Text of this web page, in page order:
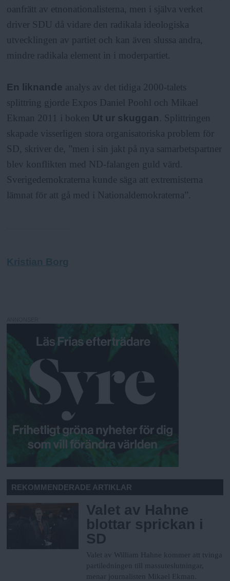
oanfrätt av etnonationalisterna, men i själva verket
driver SDU då vidare den radikala ideologiska
utvecklingen av partiet och kan även slussa andra,
mindre radikala element in i moderpartiet.
En liknande analys av det tidiga 2000-talets
splittring gjorde Expos Daniel Poohl och Mikael
Ekman 2011 i boken Ut ur skuggan. Splittringen
skapade visserligen stora organisatoriska problem för
SD, skriver de, ”men i sin jakt på nya samarbetspartner
blev konflikten med ND-falangen guld värd.
Sverigedemokraterna kunde säga att extremisterna
lämnat för att gå med i Nationaldemokraterna”.
Kristian Borg
REKOMMENDERADE ARTIKLAR
Valet av Hahne
blottar sprickan i
SD
Valet av William Hahne kommer att tvinga
partiledningen till massuteslutningar,
menar journalisten Mikael Ekman.